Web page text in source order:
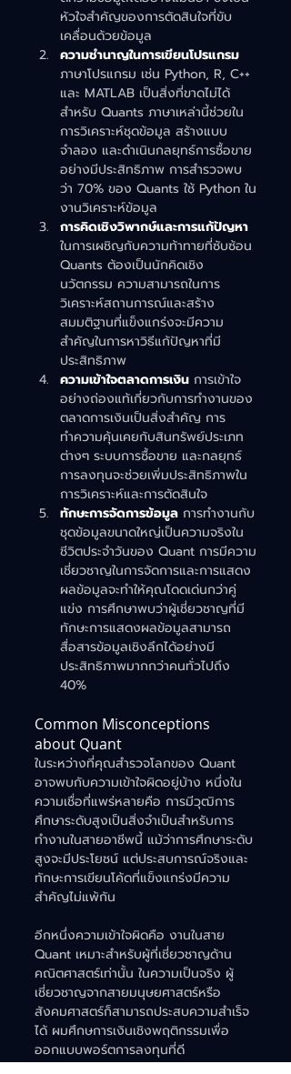
หัวใจสำคัญของการตัดสินใจที่ขับ
เคลื่อนด้วยข้อมูล
ความชำนาญในการเขียนโปรแกรม
ภาษาโปรแกรม เช่น Python, R, C++
และ MATLAB เป็นสิ่งที่ขาดไม่ได้
สำหรับ Quants ภาษาเหล่านี้ช่วยใน
การวิเคราะห์ชุดข้อมูล สร้างแบบ
จำลอง และดำเนินกลยุทธ์การซื้อขาย
อย่างมีประสิทธิภาพ การสำรวจพบ
ว่า 70% ของ Quants ใช้ Python ใน
งานวิเคราะห์ข้อมูล
การคิดเชิงวิพากษ์และการแก้ปัญหา
ในการเผชิญกับความท้าทายที่ซับซ้อน
Quants ต้องเป็นนักคิดเชิง
นวัตกรรม ความสามารถในการ
วิเคราะห์สถานการณ์และสร้าง
สมมติฐานที่แข็งแกร่งจะมีความ
สำคัญในการหาวิธีแก้ปัญหาที่มี
ประสิทธิภาพ
ความเข้าใจตลาดการเงิน การเข้าใจ
อย่างถ่องแท้เกี่ยวกับการทำงานของ
ตลาดการเงินเป็นสิ่งสำคัญ การ
ทำความคุ้นเคยกับสินทรัพย์ประเภท
ต่างๆ ระบบการซื้อขาย และกลยุทธ์
การลงทุนจะช่วยเพิ่มประสิทธิภาพใน
การวิเคราะห์และการตัดสินใจ
ทักษะการจัดการข้อมูล การทำงานกับ
ชุดข้อมูลขนาดใหญ่เป็นความจริงใน
ชีวิตประจำวันของ Quant การมีความ
เชี่ยวชาญในการจัดการและการแสดง
ผลข้อมูลจะทำให้คุณโดดเด่นกว่าคู่
แข่ง การศึกษาพบว่าผู้เชี่ยวชาญที่มี
ทักษะการแสดงผลข้อมูลสามารถ
สื่อสารข้อมูลเชิงลึกได้อย่างมี
ประสิทธิภาพมากกว่าคนทั่วไปถึง
40%
Common Misconceptions
about Quant
ในระหว่างที่คุณสำรวจโลกของ Quant
อาจพบกับความเข้าใจผิดอยู่บ้าง หนึ่งใน
ความเชื่อที่แพร่หลายคือ การมีวุฒิการ
ศึกษาระดับสูงเป็นสิ่งจำเป็นสำหรับการ
ทำงานในสายอาชีพนี้ แม้ว่าการศึกษาระดับ
สูงจะมีประโยชน์ แต่ประสบการณ์จริงและ
ทักษะการเขียนโค้ดที่แข็งแกร่งมีความ
สำคัญไม่แพ้กัน
อีกหนึ่งความเข้าใจผิดคือ งานในสาย
Quant เหมาะสำหรับผู้ที่เชี่ยวชาญด้าน
คณิตศาสตร์เท่านั้น ในความเป็นจริง ผู้
เชี่ยวชาญจากสายมนุษยศาสตร์หรือ
สังคมศาสตร์ก็สามารถประสบความสำเร็จ
ได้ ผมศึกษการเงินเชิงพฤติกรรมเพื่อ
ออกแบบพอร์ตการลงทุนที่ดี